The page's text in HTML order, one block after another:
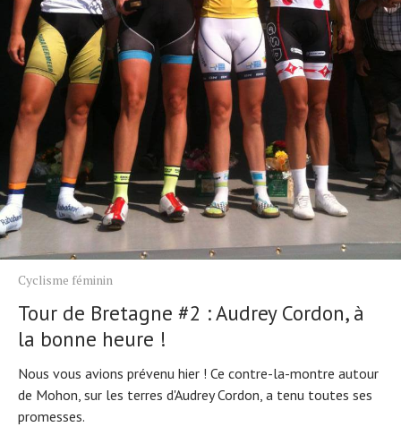
Cyclisme féminin
Tour de Bretagne #2 : Audrey Cordon, à
la bonne heure !
Nous vous avions prévenu hier ! Ce contre-la-montre autour
de Mohon, sur les terres d'Audrey Cordon, a tenu toutes ses
promesses.